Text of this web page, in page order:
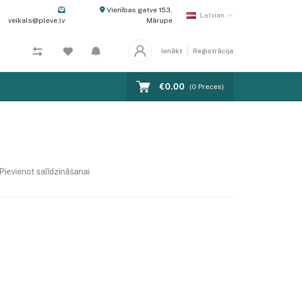
veikals@pleve.lv
Vienības gatve 153,
Mārupe
Latvian
Ienākt Reģistrācija
€0.00 (0 Preces)
Pievienot salīdzināšanai